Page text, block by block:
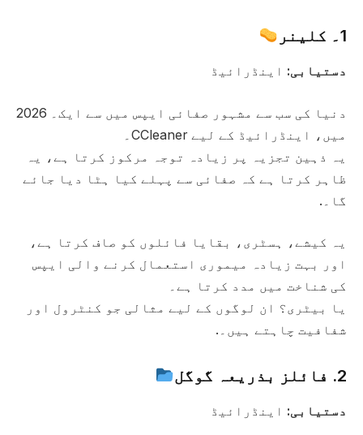
1۔ کلینر
دستیابی: اینڈرائیڈ
دنیا کی سب سے مشہور صفائی ایپس میں سے ایک۔ 2026
میں، اینڈرائیڈ کے لیے CCleaner۔
یہ ذہین تجزیہ پر زیادہ توجہ مرکوز کرتا ہے، یہ
ظاہر کرتا ہے کہ صفائی سے پہلے کیا ہٹا دیا جائے
گا۔.
یہ کیشے، ہسٹری، بقایا فائلوں کو صاف کرتا ہے،
اور بہت زیادہ میموری استعمال کرنے والی ایپس
کی شناخت میں مدد کرتا ہے۔
یا بیٹری؟ ان لوگوں کے لیے مثالی جو کنٹرول اور
شفافیت چاہتے ہیں۔.
2. فائلز بذریعہ گوگل
دستیابی: اینڈرائیڈ